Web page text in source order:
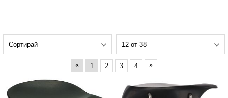
« 1 2 3 4 »